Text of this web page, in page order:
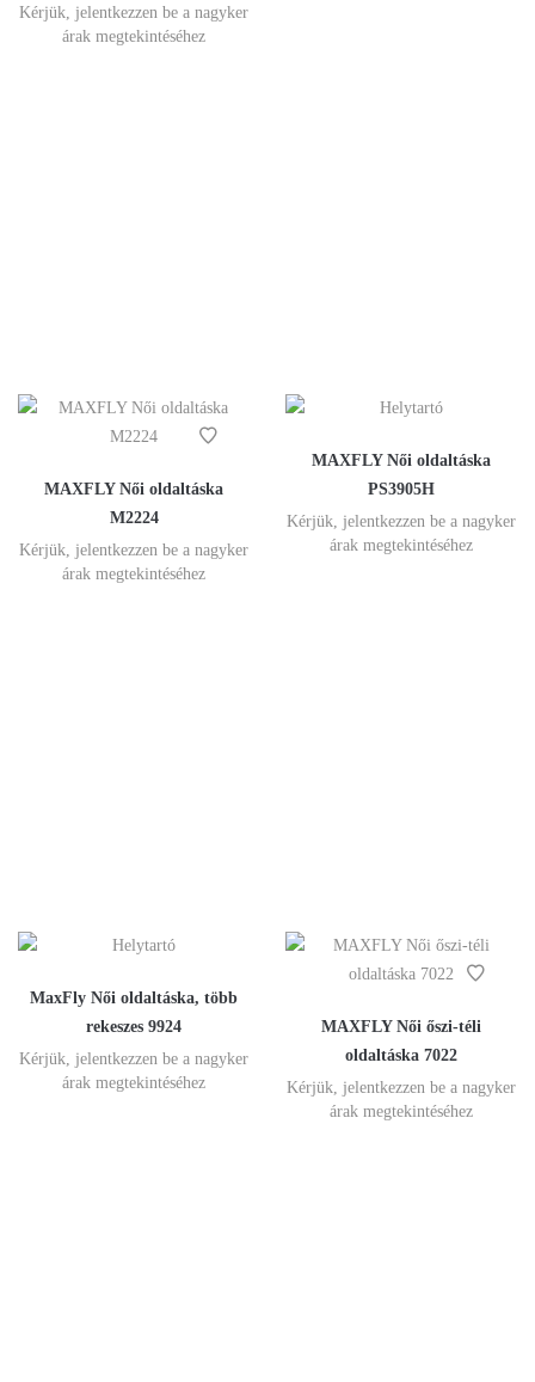
Kérjük, jelentkezzen be a nagyker
árak megtekintéséhez
MAXFLY Női oldaltáska
M2224
Kérjük, jelentkezzen be a nagyker
árak megtekintéséhez
MAXFLY Női oldaltáska
PS3905H
Kérjük, jelentkezzen be a nagyker
árak megtekintéséhez
MaxFly Női oldaltáska, több
rekeszes 9924
Kérjük, jelentkezzen be a nagyker
árak megtekintéséhez
MAXFLY Női őszi-téli
oldaltáska 7022
Kérjük, jelentkezzen be a nagyker
árak megtekintéséhez